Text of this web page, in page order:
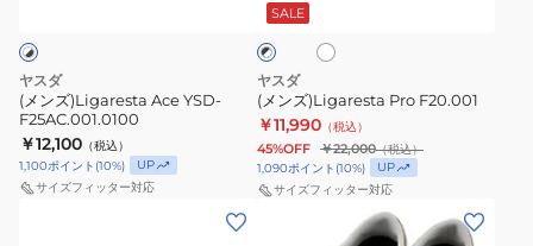
ヤスダ
(メンズ)Ligaresta Ace YSD-
F25AC.001.0100
￥12,100 （税込）
1,100ポイント (10%)
UP
サイズフィッター対応
SALE
ワ
イ
ト
ヤスダ
(メンズ)Ligaresta Pro F20.001
￥11,990 （税込）
45%OFF ￥22,000（税込）
1,090ポイント (10%)
UP
サイズフィッター対応